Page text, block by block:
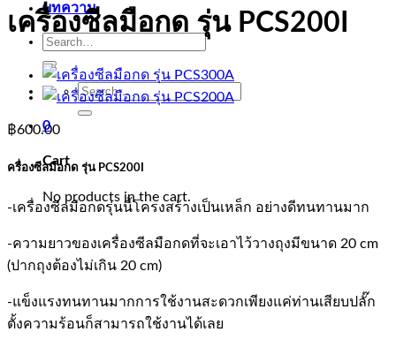
บทความ
Search
Search
for:
0
Cart
No products in the cart.
เครื่องซีลมือกด รุ่น PCS200I
฿600.00
ครื่องซีลมือกด รุ่น PCS200I
-เครื่องซีลมือกดรุ่นนี้โครงสร้างเป็นเหล็ก อย่างดีทนทานมาก
-ความยาวของเครื่องซีลมือกดที่จะเอาไว้วางถุงมีขนาด 20 cm
(ปากถุงต้องไม่เกิน 20 cm)
-แข็งแรงทนทานมากการใช้งานสะดวกเพียงแค่ท่านเสียบปลั๊ก
ตั้งความร้อนก็สามารถใช้งานได้เลย